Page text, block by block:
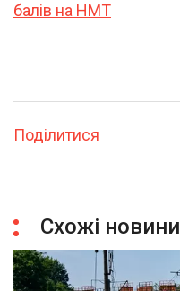
балів на НМТ
Поділитися
Схожі новини